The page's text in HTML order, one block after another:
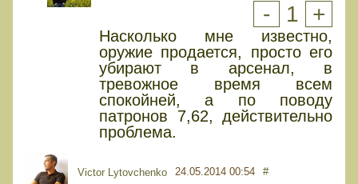
- 1 +
Насколько мне известно,
оружие продается, просто его
убирают в арсенал, в
тревожное время всем
спокойней, а по поводу
патронов 7,62, действительно
проблема.
Victor Lytovchenko 24.05.2014 00:54 #